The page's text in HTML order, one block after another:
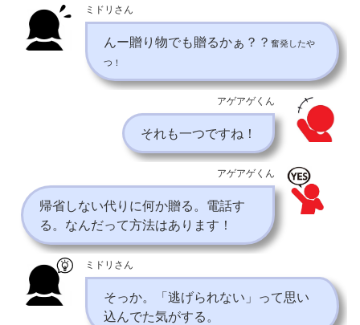
ミドリさん
んー贈り物でも贈るかぁ？？ 奮発したや
つ！
アゲアゲくん
それも一つですね！
アゲアゲくん
帰省しない代りに何か贈る。電話す
る。なんだって方法はあります！
ミドリさん
そっか。「逃げられない」って思い
込んでた気がする。